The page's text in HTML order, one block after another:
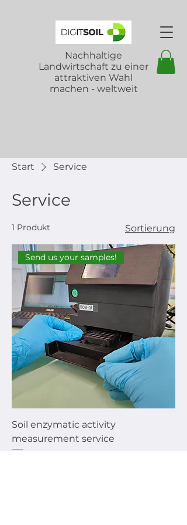
Nachhaltige
Landwirtschaft zu einer
attraktiven Wahl
machen - weltweit
Start Service
Service
1 Produkt Sortierung
Send us your samples!
Soil enzymatic activity
measurement service